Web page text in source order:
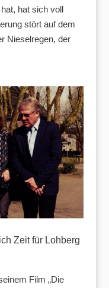
hat sich voll
stört auf dem
Nieselregen, der
Zeit für Lohberg
Film „Die